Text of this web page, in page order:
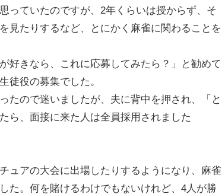
っていたのですが、2年くらいは授からず、そ
見たりするなど、とにかく麻雀に関わることを
好きなら、これに応募してみたら？」と勧めて
徒役の募集でした。
たので迷いましたが、夫に背中を押され、「と
ら、面接に来た人は全員採用されました
ュアの大会に出場したりするようになり、麻雀
た。何を賭けるわけでもないけれど、4人が勝